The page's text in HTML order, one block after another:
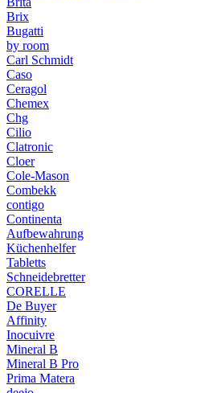
Brix
Bugatti
by room
Carl Schmidt
Caso
Ceragol
Chemex
Chg
Cilio
Clatronic
Cloer
Cole-Mason
Combekk
contigo
Continenta
Aufbewahrung
Küchenhelfer
Tabletts
Schneidebretter
CORELLE
De Buyer
Affinity
Inocuivre
Mineral B
Mineral B Pro
Prima Matera